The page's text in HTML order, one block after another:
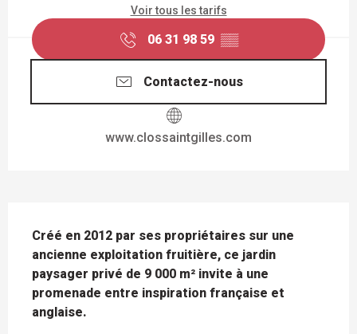
Voir tous les tarifs
06 31 98 59 ▒▒
Contactez-nous
www.clossaintgilles.com
Créé en 2012 par ses propriétaires sur une
ancienne exploitation fruitière, ce jardin
paysager privé de 9 000 m² invite à une
promenade entre inspiration française et
anglaise.